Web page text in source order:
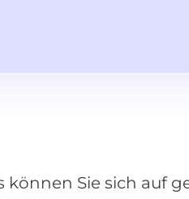
können Sie sich auf